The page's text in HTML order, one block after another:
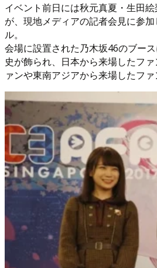
イベント前日には秋元真夏・生田
が、現地メディアの記者会見に参
ル。
会場に設置された乃木坂46のブー
史が飾られ、日本から来場したフ
ァンや東南アジアから来場したファ